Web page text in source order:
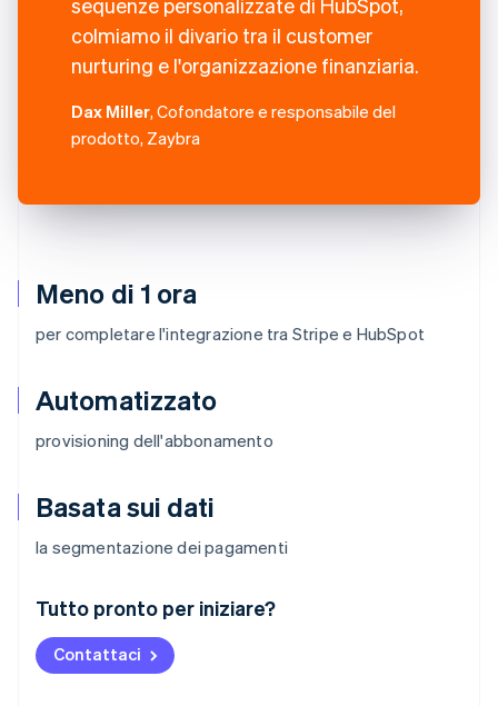
Meno di 1 ora
per completare l'integrazione tra Stripe e HubSpot
Automatizzato
provisioning dell'abbonamento
Basata sui dati
la segmentazione dei pagamenti
Tutto pronto per iniziare?
Contattaci
colmiamo il divario tra il customer
nurturing e l'organizzazione finanziaria.
Dax Miller, Cofondatore e responsabile del
prodotto, Zaybra
Australia
English
Austria
DeutschEnglish